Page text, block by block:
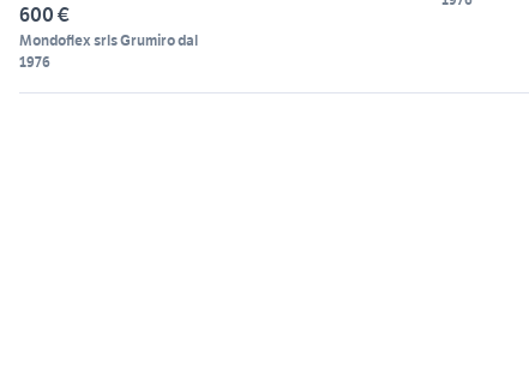
600 €
Mondoflex srls Grumiro dal
1976